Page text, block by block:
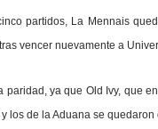
partidos, La Mennais
vencer nuevamente a
paridad, ya que Old Ivy, que
los de la Aduana se